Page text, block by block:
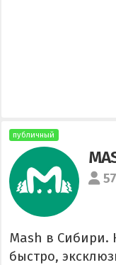
публичный
Mash в Сибири.
быстро,